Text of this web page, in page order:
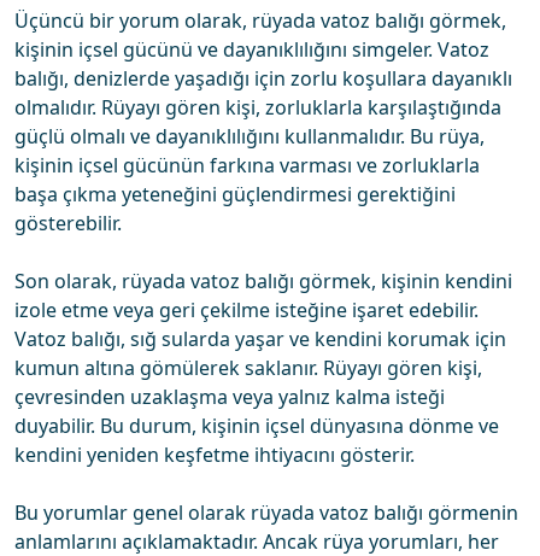
Üçüncü bir yorum olarak, rüyada vatoz balığı görmek,
kişinin içsel gücünü ve dayanıklılığını simgeler. Vatoz
balığı, denizlerde yaşadığı için zorlu koşullara dayanıklı
olmalıdır. Rüyayı gören kişi, zorluklarla karşılaştığında
güçlü olmalı ve dayanıklılığını kullanmalıdır. Bu rüya,
kişinin içsel gücünün farkına varması ve zorluklarla
başa çıkma yeteneğini güçlendirmesi gerektiğini
gösterebilir.
Son olarak, rüyada vatoz balığı görmek, kişinin kendini
izole etme veya geri çekilme isteğine işaret edebilir.
Vatoz balığı, sığ sularda yaşar ve kendini korumak için
kumun altına gömülerek saklanır. Rüyayı gören kişi,
çevresinden uzaklaşma veya yalnız kalma isteği
duyabilir. Bu durum, kişinin içsel dünyasına dönme ve
kendini yeniden keşfetme ihtiyacını gösterir.
Bu yorumlar genel olarak rüyada vatoz balığı görmenin
anlamlarını açıklamaktadır. Ancak rüya yorumları, her